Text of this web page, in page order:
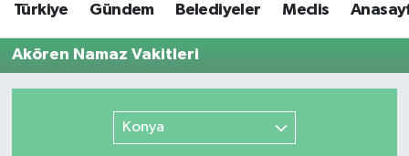
Türkiye Gündem Belediyeler Meclis
Akören Namaz Vakitleri
Konya
Süper Lig Puan Durumu ve Fikstür
Son Dakika Haberleri